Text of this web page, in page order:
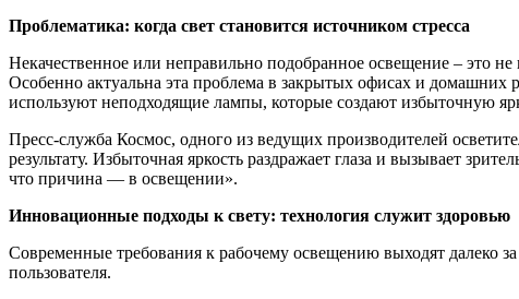
Проблематика: когда свет становится источником стресса
Некачественное или неправильно подобранное освещение – это
Особенно актуальна эта проблема в закрытых офисах и домашних
используют неподходящие лампы, которые создают избыточную
Пресс-служба Космос, одного из ведущих производителей
результату. Избыточная яркость раздражает глаза и вызывает
что причина — в освещении».
Инновационные подходы к свету: технология служит здоровью
Современные требования к рабочему освещению выходят далеко
пользователя.